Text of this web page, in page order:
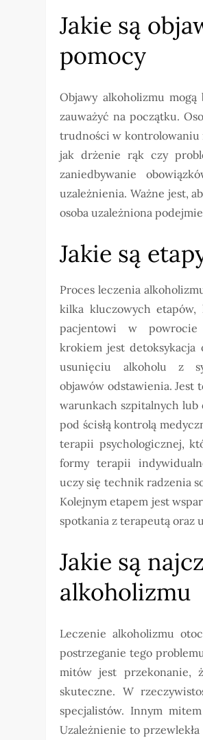
Jakie są
pomocy
Objawy alkoholizmu
zauważyć na początku.
trudności w kontrolowaniu
jak drżenie rąk czy
zaniedbywanie
uzależnienia. Ważne jest,
osoba uzależniona
Jakie są
Proces leczenia
kilka kluczowych
pacjentowi w
krokiem jest detoksykacja
usunięciu alkoholu z
objawów odstawienia. Jest
warunkach szpitalnych
pod ścisłą kontrolą
terapii psychologicznej,
formy terapii
uczy się technik radzenia
Kolejnym etapem jest
spotkania z terapeutą oraz
Jakie są
alkoholizmu
Leczenie alkoholizmu
postrzeganie tego
mitów jest przekonanie,
skuteczne. W
specjalistów. Innym
Uzależnienie to przewlekła